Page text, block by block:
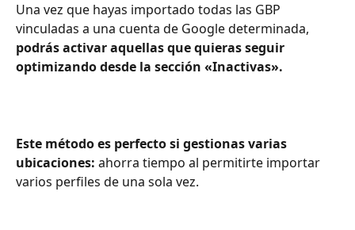
Una vez que hayas importado todas las GBP
vinculadas a una cuenta de Google determinada,
podrás activar aquellas que quieras seguir
optimizando desde la sección «Inactivas».
Este método es perfecto si gestionas varias
ubicaciones: ahorra tiempo al permitirte importar
varios perfiles de una sola vez.